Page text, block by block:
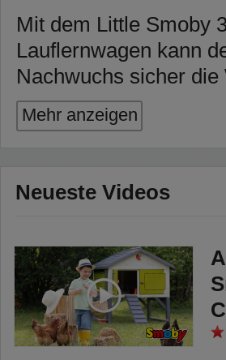
Mit dem Little Smoby
Lauflernwagen kann
Nachwuchs sicher die
entdecken, und das
motorisch als auch mit
Lauflernwagen,
Puppenwagen in einem!
An der Vorderseite des
Lauflernwagens ist
Board mit
Lernspielen integriert,
motorischen
Mehr anzeigen
Neueste Videos